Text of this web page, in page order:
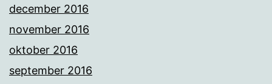
december 2016
november 2016
oktober 2016
september 2016